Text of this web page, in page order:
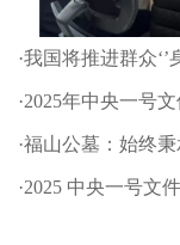
·我国将推进群众‘’
·2025年中央一号
·福山公墓：始终
·2025 中央一号文